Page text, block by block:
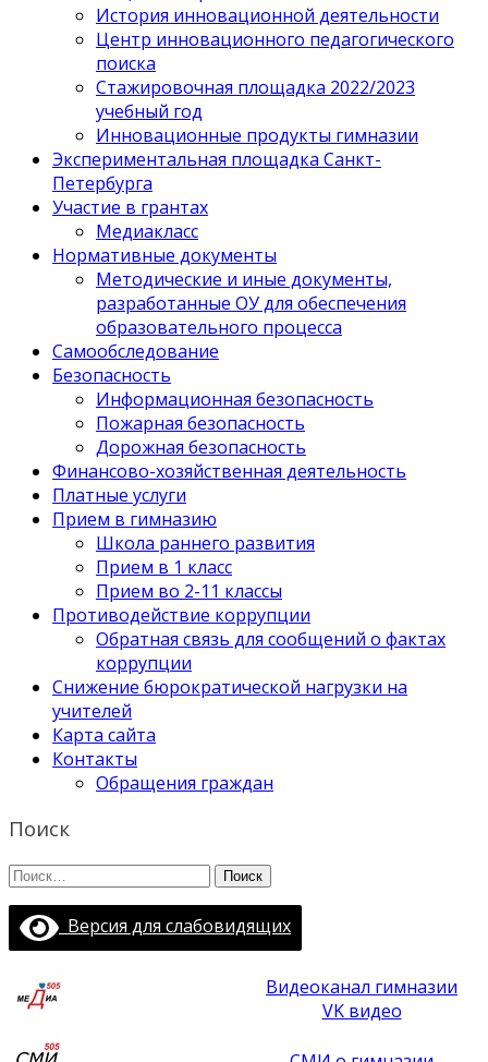
История инновационной деятельности
Центр инновационного педагогического
поиска
Стажировочная площадка 2022/2023
учебный год
Инновационные продукты гимназии
Экспериментальная площадка Санкт-
Петербурга
Участие в грантах
Медиакласс
Нормативные документы
Методические и иные документы,
разработанные ОУ для обеспечения
образовательного процесса
Самообследование
Безопасность
Информационная безопасность
Пожарная безопасность
Дорожная безопасность
Финансово-хозяйственная деятельность
Платные услуги
Прием в гимназию
Школа раннего развития
Прием в 1 класс
Прием во 2-11 классы
Противодействие коррупции
Обратная связь для сообщений о фактах
коррупции
Снижение бюрократической нагрузки на
учителей
Карта сайта
Контакты
Обращения граждан
Поиск
Найти:
Версия для слабовидящих
Видеоканал гимназии
VK видео